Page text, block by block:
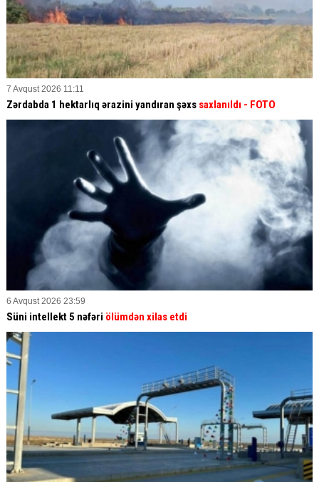
7 Avqust 2026 11:11
Zərdabda 1 hektarlıq ərazini yandıran şəxs saxlanıldı - FOTO
6 Avqust 2026 23:59
Süni intellekt 5 nəfəri ölümdən xilas etdi